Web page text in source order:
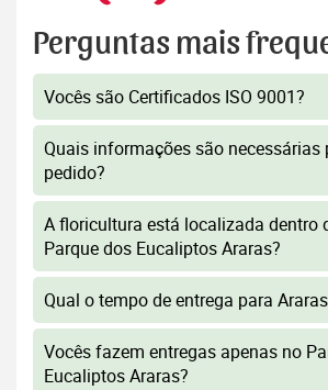
Perguntas mais
Vocês são Certificados ISO 9001?
Quais informações são necessárias
pedido?
A floricultura está localizada dentro
Parque dos Eucaliptos Araras?
Qual o tempo de entrega para
Vocês fazem entregas apenas no
Eucaliptos Araras?